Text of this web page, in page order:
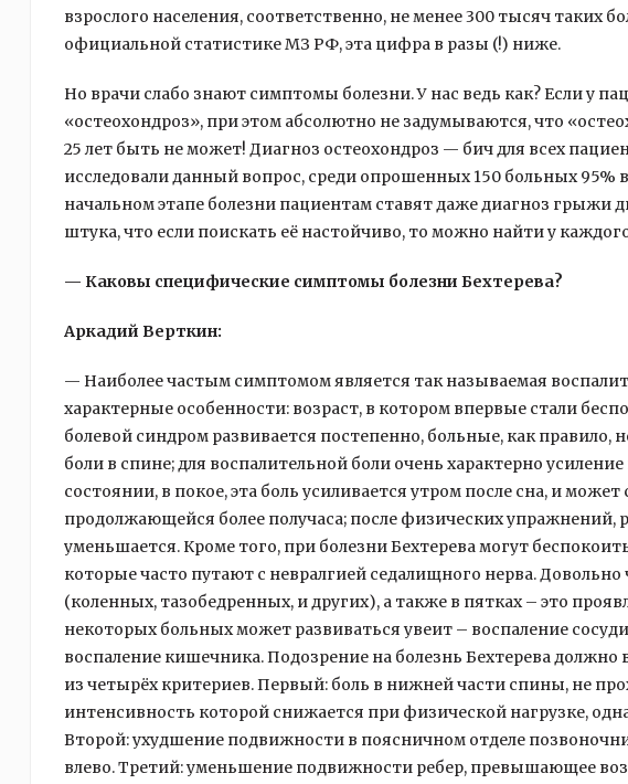
взрослого населения, соответственно, не менее 300 тысяч таких
официальной статистике МЗ РФ, эта цифра в разы (!) ниже.
Но врачи слабо знают симптомы болезни. У нас ведь как? Если у
«остеохондроз», при этом абсолютно не задумываются, что
25 лет быть не может! Диагноз остеохондроз — бич для всех
исследовали данный вопрос, среди опрошенных 150 больных 95%
начальном этапе болезни пациентам ставят даже диагноз грыжи
штука, что если поискать её настойчиво, то можно найти у
— Каковы специфические симптомы болезни Бехтерева?
Аркадий Верткин:
— Наиболее частым симптомом является так называемая
характерные особенности: возраст, в котором впервые стали
болевой синдром развивается постепенно, больные, как правило,
боли в спине; для воспалительной боли очень характерно
состоянии, в покое, эта боль усиливается утром после сна, и
продолжающейся более получаса; после физических упражнений,
уменьшается. Кроме того, при болезни Бехтерева могут
которые часто путают с невралгией седалищного нерва.
(коленных, тазобедренных, и других), а также в пятках – это
некоторых больных может развиваться увеит – воспаление
воспаление кишечника. Подозрение на болезнь Бехтерева
из четырёх критериев. Первый: боль в нижней части спины, не
интенсивность которой снижается при физической нагрузке,
Второй: ухудшение подвижности в поясничном отделе
влево. Третий: уменьшение подвижности ребер, превышающее